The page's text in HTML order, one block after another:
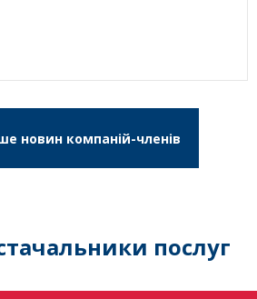
новин компаній-членів
послуг